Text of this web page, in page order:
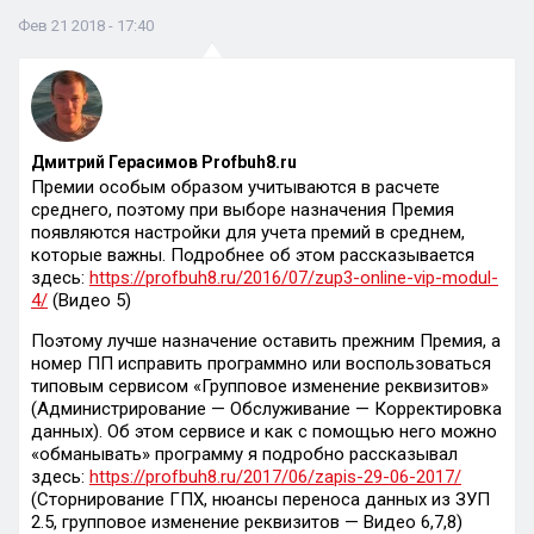
Фев 21 2018 - 17:40
Дмитрий Герасимов Profbuh8.ru
Премии особым образом учитываются в расчете
среднего, поэтому при выборе назначения Премия
появляются настройки для учета премий в среднем,
которые важны. Подробнее об этом рассказывается
здесь: https://profbuh8.ru/2016/07/zup3-online-vip-modul-
4/ (Видео 5)
Поэтому лучше назначение оставить прежним Премия, а
номер ПП исправить программно или воспользоваться
типовым сервисом «Групповое изменение реквизитов»
(Администрирование — Обслуживание — Корректировка
данных). Об этом сервисе и как с помощью него можно
«обманывать» программу я подробно рассказывал
здесь: https://profbuh8.ru/2017/06/zapis-29-06-2017/
(Сторнирование ГПХ, нюансы переноса данных из ЗУП
2.5, групповое изменение реквизитов — Видео 6,7,8)